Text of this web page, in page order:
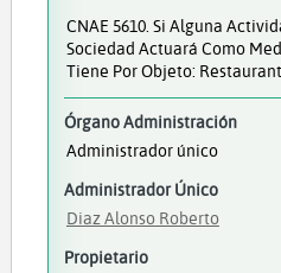
CNAE 5610. Si Alguna
Sociedad Actuará Como
Tiene Por Objeto:
Órgano Administración
Administrador único
Administrador Único
Diaz Alonso Roberto
Propietario